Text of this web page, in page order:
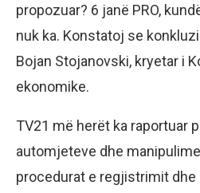
propozuar? 6 janë PRO,
nuk ka. Konstatoj se
Bojan Stojanovski, kryetar i
ekonomike.
TV21 më herët ka raportuar
automjeteve dhe
procedurat e regjistrimit